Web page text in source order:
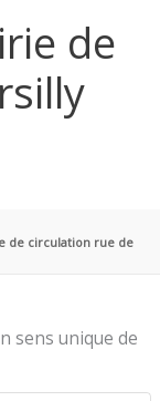
de
de circulation rue de
sens unique de